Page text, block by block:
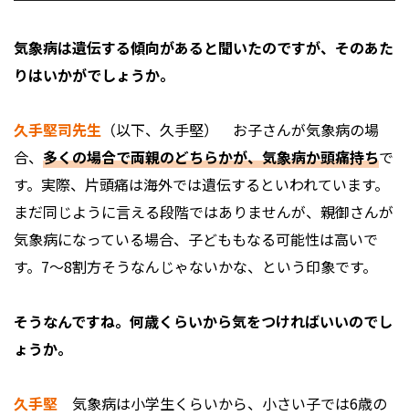
――気象病は遺伝する傾向があると聞いたのですが、そのあた
りはいかがでしょうか。
久手堅司先生 （以下、久手堅） お子さんが気象病の場
合、 多くの場合で両親のどちらかが、気象病か頭痛持ちで
す。実際、片頭痛は海外では遺伝するといわれています。
まだ同じように言える段階ではありませんが、親御さんが
気象病になっている場合、子どももなる可能性は高いで
す。7～8割方そうなんじゃないかな、という印象です。
――そうなんですね。何歳くらいから気をつければいいのでし
ょうか。
久手堅 気象病は小学生くらいから、小さい子では6歳の